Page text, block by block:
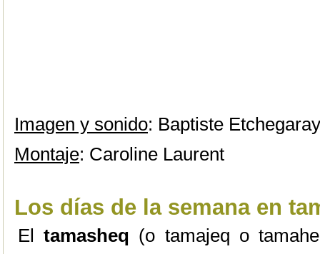
Imagen y sonido: Baptiste Etchegaray
Montaje: Caroline Laurent
Los días de la semana en
Eltamasheq (o tamajeq o